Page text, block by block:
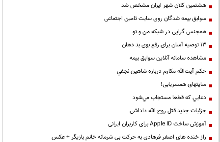
هشتمین کلان شهر ایران مشخص شد
سوابق بیمه شدگان روی سایت تامین اجتماعی
همجنس گرایی در شبکه من و تو
13 توصیه آسان برای رفع بوی بد دهان
مشاهده سامانه آنلاين سوابق بیمه
حكم آيت‌الله مكارم درباره شاهين نجفي
سایتهای همسریابی!
دعايي كه قطعا مستجاب مي‌شود
جزئیات جدید قتل روح الله داداشی
آموزش ساخت Apple ID برای کاربران ایرانی
راز خنده های اصغر فرهادی به حرکت بی شرمانه خانم بازیگر + عکس